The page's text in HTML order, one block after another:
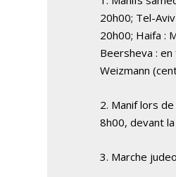
20h00; Tel-
20h00; Haifa :
Beersheva :
Weizmann
2. Manif lors
8h00, devant
3. Marche